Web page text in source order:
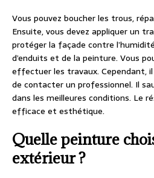
Vous pouvez boucher les trous,
Ensuite, vous devez appliquer un
protéger la façade contre
d’enduits et de la peinture. Vous
effectuer les travaux. Cependant,
de contacter un professionnel. Il
dans les meilleures conditions. Le
efficace et esthétique.
Quelle peinture
extérieur ?